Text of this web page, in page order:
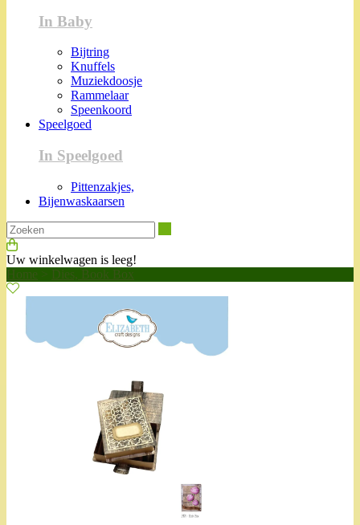
In Baby
Bijtring
Knuffels
Muziekdoosje
Rammelaar
Speenkoord
Speelgoed
In Speelgoed
Pittenzakjes,
Bijenwaskaarsen
Uw winkelwagen is leeg!
Home
Dies, Book Box